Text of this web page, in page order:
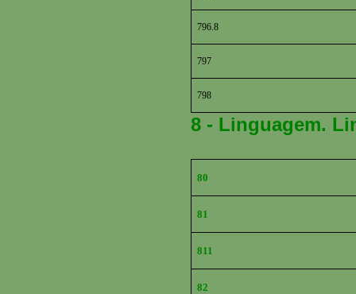
796.8
797
798
8 - Linguagem.
80
81
811
82